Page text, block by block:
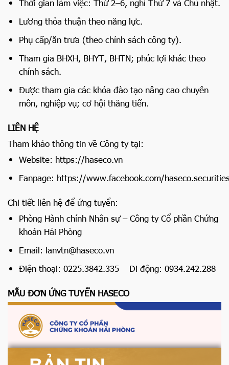
Thời gian làm việc: Thứ 2–6, nghỉ Thứ 7 và Chủ nhật.
Lương thỏa thuận theo năng lực.
Phụ cấp/ăn trưa (theo chính sách công ty).
Tham gia BHXH, BHYT, BHTN; phúc lợi khác theo
chính sách.
Được tham gia các khóa đào tạo nâng cao chuyên
môn, nghiệp vụ; cơ hội thăng tiến.
LIÊN HỆ
Tham khảo thông tin về Công ty tại:
Website: https://haseco.vn
Fanpage: https://www.facebook.com/
Chi tiết liên hệ để ứng tuyển:
Phòng Hành chính Nhân sự – Công ty Cổ phần Chứng
khoán Hải Phòng
Email: lanvtn@haseco.vn
Điện thoại: 0225.3842.335 Di động: 0934.242.288
MẪU ĐƠN ỨNG TUYỂN HASECO